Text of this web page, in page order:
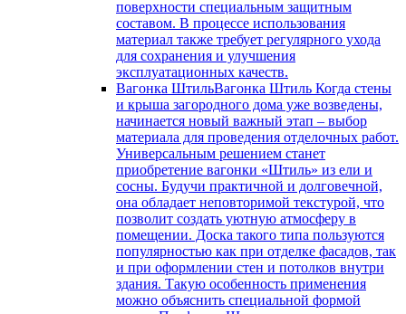
поверхности специальным защитным
составом. В процессе использования
материал также требует регулярного ухода
для сохранения и улучшения
эксплуатационных качеств.
Вагонка ШтильВагонка Штиль Когда стены
и крыша загородного дома уже возведены,
начинается новый важный этап – выбор
материала для проведения отделочных работ.
Универсальным решением станет
приобретение вагонки «Штиль» из ели и
сосны. Будучи практичной и долговечной,
она обладает неповторимой текстурой, что
позволит создать уютную атмосферу в
помещении. Доска такого типа пользуются
популярностью как при отделке фасадов, так
и при оформлении стен и потолков внутри
здания. Такую особенность применения
можно объяснить специальной формой